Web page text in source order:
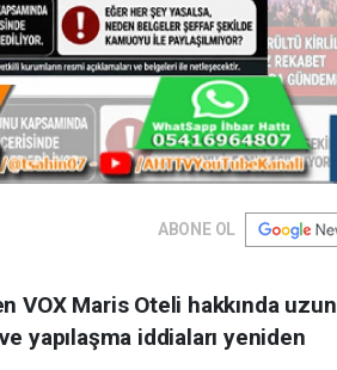
ABONE OL
VOX Maris Oteli hakkında uzun
yapılaşma iddiaları yeniden